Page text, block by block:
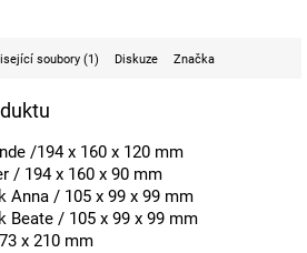
soubory (1) Diskuze Značka
/194 x 160 x 120 mm
/ 194 x 160 x 90 mm
Anna / 105 x 99 x 99 mm
Beate / 105 x 99 x 99 mm
x 210 mm